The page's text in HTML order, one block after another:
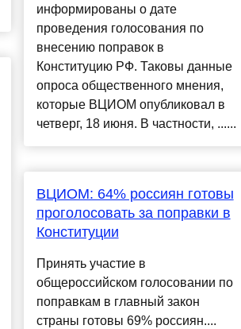
информированы о дате
проведения голосования по
внесению поправок в
Конституцию РФ. Таковы данные
опроса общественного мнения,
которые ВЦИОМ опубликовал в
четверг, 18 июня. В частности, ......
ВЦИОМ: 64% россиян готовы
проголосовать за поправки в
Конституции
Принять участие в
общероссийском голосовании по
поправкам в главный закон
страны готовы 69% россиян....